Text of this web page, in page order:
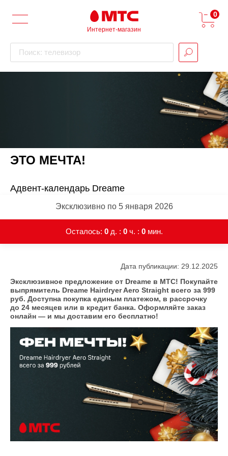
Интернет-магазин
Поиск: телевизор
0
ЭТО МЕЧТА!
Адвент-календарь Dreame
Эксклюзивно по 5 января 2026
Осталось: 0д. : 0ч. : 0мин.
Дата публикации: 29.12.2025
Эксклюзивное предложение от Dreame в МТС! Покупайте
выпрямитель Dreame Нairdryer Aero Straight всего за 999
руб. Доступна покупка единым платежом, в рассрочку
до 24 месяцев или в кредит банка. Оформляйте заказ
онлайн — и мы доставим его бесплатно!